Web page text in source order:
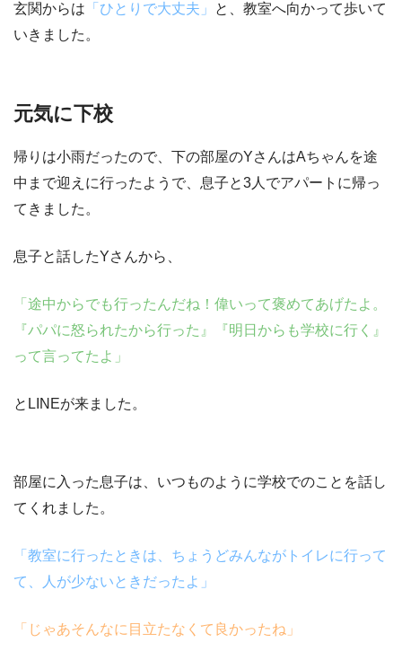
玄関からは 「ひとりで大丈夫」
と、教室へ向かって歩いて
いきました。
元気に下校
帰りは小雨だったので、下の部屋のYさんはAちゃんを途
中まで迎えに行ったようで、息子と3人でアパートに帰っ
てきました。
息子と話したYさんから、
「途中からでも行ったんだね！偉いって褒めてあげたよ。
『パパに怒られたから行った』『明日からも学校に行く』
って言ってたよ」
とLINEが来ました。
部屋に入った息子は、いつものように学校でのことを話し
てくれました。
「教室に行ったときは、ちょうどみんながトイレに行って
て、人が少ないときだったよ」
「じゃあそんなに目立たなくて良かったね」